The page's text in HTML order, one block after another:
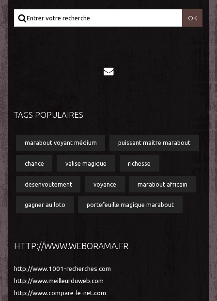
TAGS POPULAIRES
marabout voyant médium puissant maitre marabout
chance valise magique richesse
desenvoutement voyance marabout africain
gagner au loto portefeuille magique marabout
HTTP://WWW.WEBORAMA.FR
http://www.1001-recherches.com
http://www.meilleurduweb.com
http://www.compare-le-net.com